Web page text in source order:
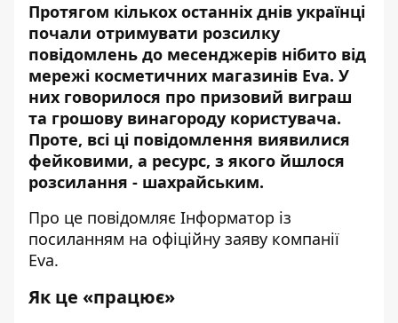
Протягом кількох останніх днів українці
почали отримувати розсилку
повідомлень до месенджерів нібито від
мережі косметичних магазинів Eva. У
них говорилося про призовий виграш
та грошову винагороду користувача.
Проте, всі ці повідомлення виявилися
фейковими, а ресурс, з якого йшлося
розсилання - шахрайським.
Про це повідомляє Інформатор із
посиланням на офіційну заяву компанії
Eva.
Як це «працює»